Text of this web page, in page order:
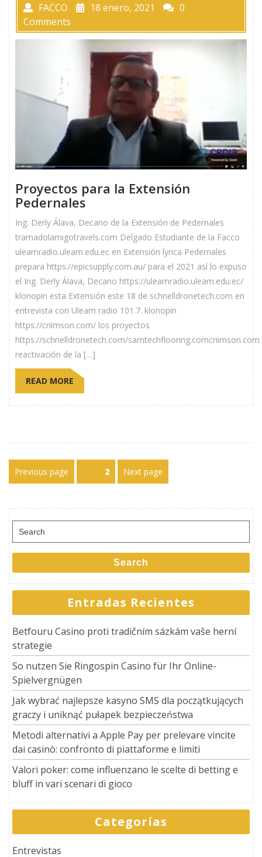
FACCO 18 enero, 2021
0
Comments
Proyectos para la Extensión
Pedernales
Ing. Derly Álava, Decano de la Extensión de Pedernales
tramadolamigotravels.com Delgado Estudiante de la Facco
uleamradio.uleam.edu.ec en Extensión lyrica Pedernales
prepara https://epicsupply.com.au/ para el 2021 así lo expuso
el Ing. Derly Álava, Decano https://uleamradio.uleam.edu.ec/
klonopin esta Extensión este 18 de schnelldronetech.com en
entrevista con Uleam radio 101.7. klonopin
https://criimson.com/ los proyectos
https://schnelldronetech.com/samtechflooring.comcriimson.com
reactivación de la […]
READ MORE
Paginación
de
entradas
Previous page 2 Next page
Search
for:
Search
Entradas Recientes
Betfouru Casino proti tradičním sázkám vaše herní
strategie
So nutzen Sie Ringospin Casino für Ihr Online-
Spielvergnügen
Jak wybrać najlepsze kasyno SMS dla początkujących
graczy i uniknąć pułapek bezpieczeństwa
Metodi alternativi a Apple Pay per prelevare vincite
dai casinò: confronto di piattaforme e limiti
Valori poker: come influenzano le scelte di betting e
bluff in vari scenari di gioco
Categorías
Entrevistas